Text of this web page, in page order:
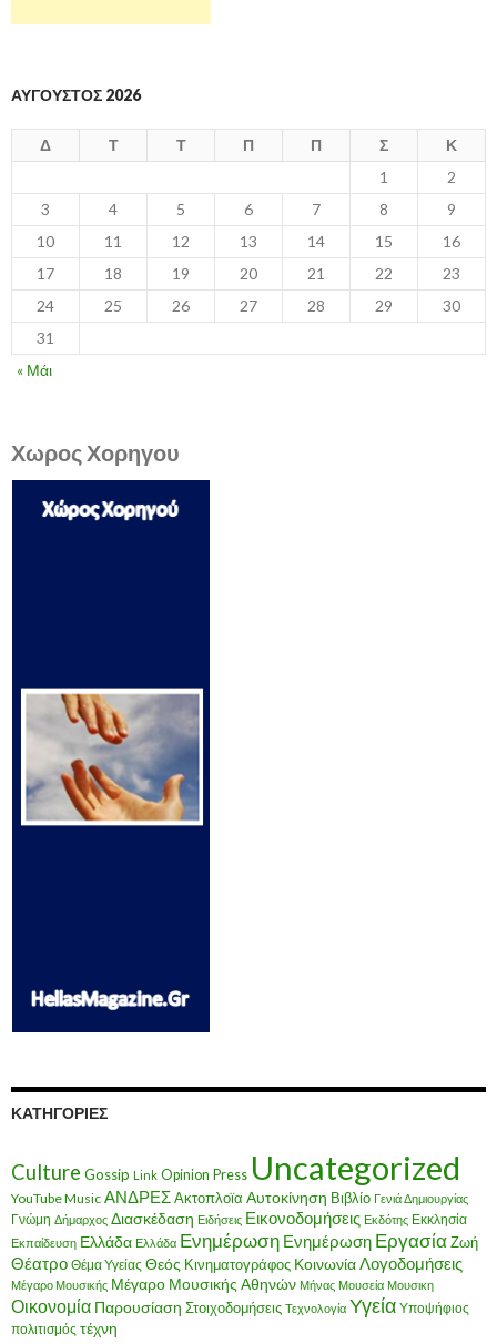
ΑΎΓΟΥΣΤΟΣ 2026
Δ Τ Τ Π Π Σ
Κ
1
2
3
4 5 6 7 8
9
10
11 12 13 14 15
16
17
18 19 20 21 22
23
24
25 26 27 28 29
30
31
« Μάι
Χωρος Χορηγου
ΚΑΤΗΓΟΡΊΕΣ
Culture Gossip Link Opinion Press Uncategorized
YouTube Music ΑΝΔΡΕΣΑκτοπλοϊα Αυτοκίνηση Βιβλίο Γενιά Δημιουργίας
Γνώμη Δήμαρχος Διασκέδαση Ειδήσεις Εικονοδομήσεις Εκδότης Εκκλησία
Εκπαίδευση Ελλάδα Ελλάδα Ενημέρωση Ενημέρωση ΕργασίαΖωή
Θέατρο Θέμα Υγείας Θεός Κινηματογράφος ΚοινωνίαΛογοδομήσεις
Μέγαρο Μουσικής Μέγαρο Μουσικής Αθηνών Μήνας Μουσεία Μουσικη
Οικονομία Παρουσίαση Στοιχοδομήσεις Τεχνολογία Υγεία Υποψήφιος
πολιτισμός τέχνη